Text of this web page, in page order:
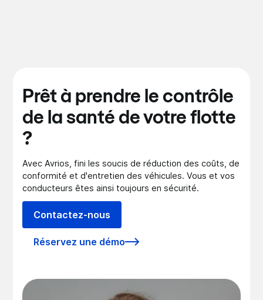
Prêt à prendre le contrôle
de la santé de votre flotte
?
Avec Avrios, fini les soucis de réduction des coûts, de
conformité et d'entretien des véhicules. Vous et vos
conducteurs êtes ainsi toujours en sécurité.
Contactez-nous
Réservez une démo